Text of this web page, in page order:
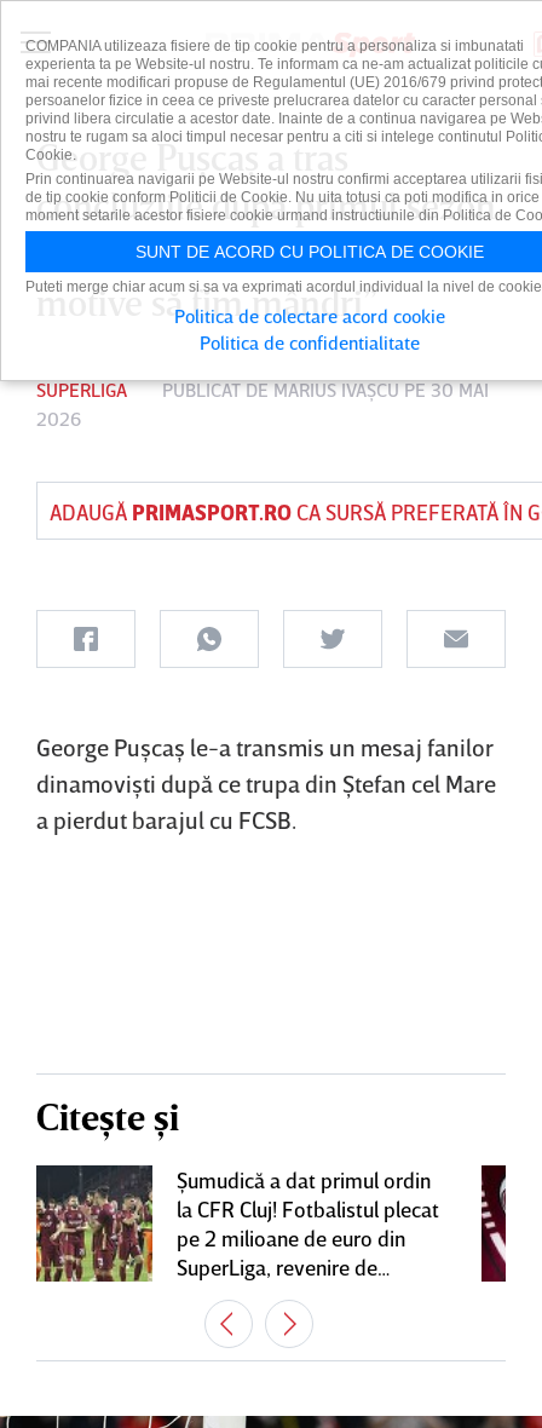
George Puşcaş a tras
concluziile după primul sezon
în tricoul lui Dinamo: „Avem
motive să fim mândri”
SUPERLIGA PUBLICAT DEMARIUS IVAŞCUPE 30 MAI
2026
ADAUGĂ PRIMASPORT.ROCA SURSĂ PREFERATĂ ÎN
George Puşcaş le-a transmis un mesaj fanilor
dinamovişti după ce trupa din Ştefan cel Mare
a pierdut barajul cu FCSB.
Citește și
Şumudică a dat primul ordin
la CFR Cluj! Fotbalistul plecat
pe 2 milioane de euro din
SuperLiga, revenire de
senzaţie în Gruia
COMPANIA utilizeaza fisiere de tip cookie pentru a personaliza si imbunatati
experienta ta pe Website-ul nostru. Te informam ca ne-am actualizat politicile
mai recente modificari propuse de Regulamentul (UE) 2016/679 privind
persoanelor fizice in ceea ce priveste prelucrarea datelor cu caracter personal
privind libera circulatie a acestor date. Inainte de a continua navigarea pe
nostru te rugam sa aloci timpul necesar pentru a citi si intelege continutul
Cookie.
Prin continuarea navigarii pe Website-ul nostru confirmi acceptarea utilizarii
de tip cookie conform Politicii de Cookie. Nu uita totusi ca poti modifica in orice
moment setarile acestor fisiere cookie urmand instructiunile din Politica de
SUNT DE ACORD CU POLITICA DE COOKIE
Puteti merge chiar acum si sa va exprimati acordul individual la nivel de
Politica de colectare acord cookie
Politica de confidentialitate